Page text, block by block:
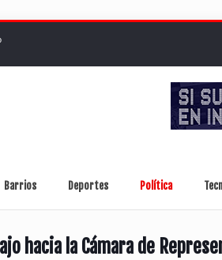
Barrios Deportes Política
hacia la Cámara de